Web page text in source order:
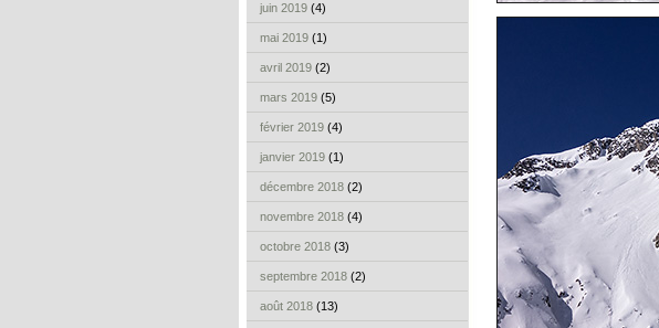
juin 2019 (4)
mai 2019 (1)
avril 2019 (2)
mars 2019 (5)
février 2019 (4)
janvier 2019 (1)
décembre 2018 (2)
novembre 2018 (4)
octobre 2018 (3)
septembre 2018 (2)
août 2018 (13)